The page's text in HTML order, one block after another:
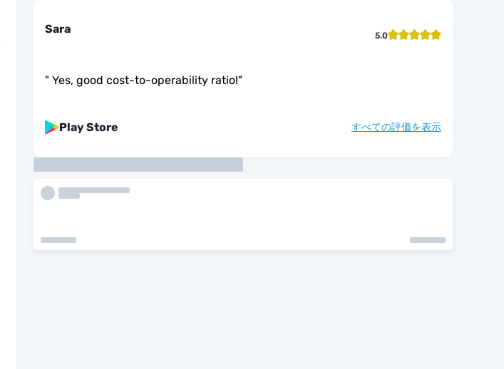
Sara 5.0
" Yes, good cost-to-operability ratio!"
Play Store すべての評価を表示